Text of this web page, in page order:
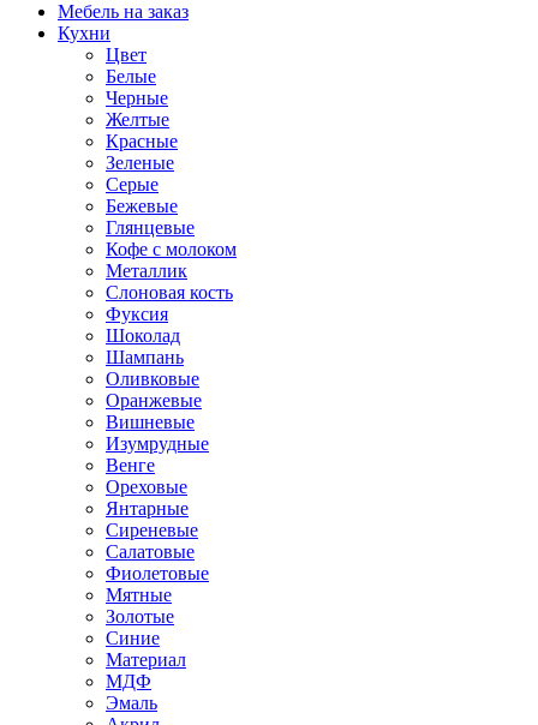
Мебель на заказ
Кухни
Цвет
Белые
Черные
Желтые
Красные
Зеленые
Серые
Бежевые
Глянцевые
Кофе с молоком
Металлик
Слоновая кость
Фуксия
Шоколад
Шампань
Оливковые
Оранжевые
Вишневые
Изумрудные
Венге
Ореховые
Янтарные
Сиреневые
Салатовые
Фиолетовые
Мятные
Золотые
Синие
Материал
МДФ
Эмаль